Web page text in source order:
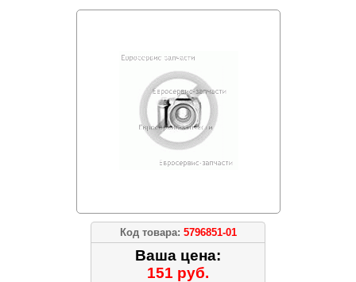
Код товара: 5796851-01
Ваша цена:
151 руб.